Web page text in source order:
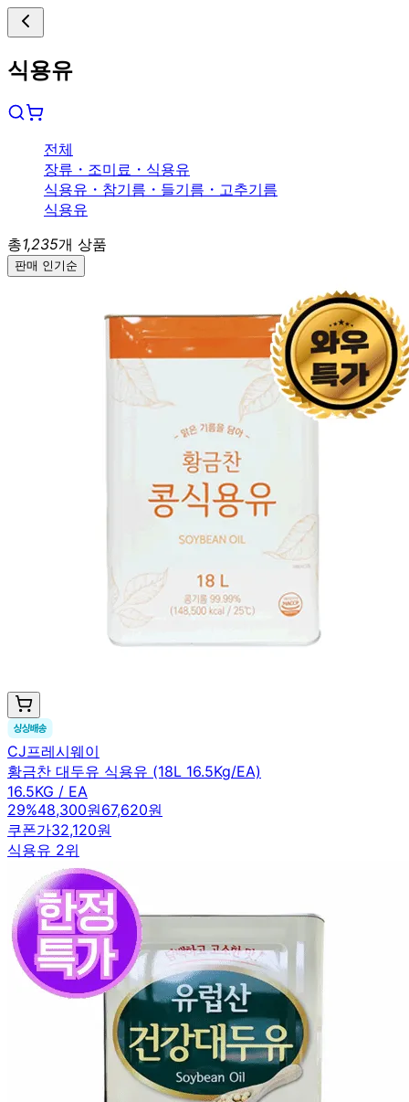
식용유
전체
장류 ・ 조미료 ・ 식용유
식용유 ・ 참기름 ・ 들기름 ・ 고추기름
식용유
총1,235개 상품
판매 인기순
CJ프레시웨이
황금찬 대두유 식용유 (18L 16.5Kg/EA)
16.5KG / EA
29%48,300원67,620원
쿠폰가32,120원
식용유 2위